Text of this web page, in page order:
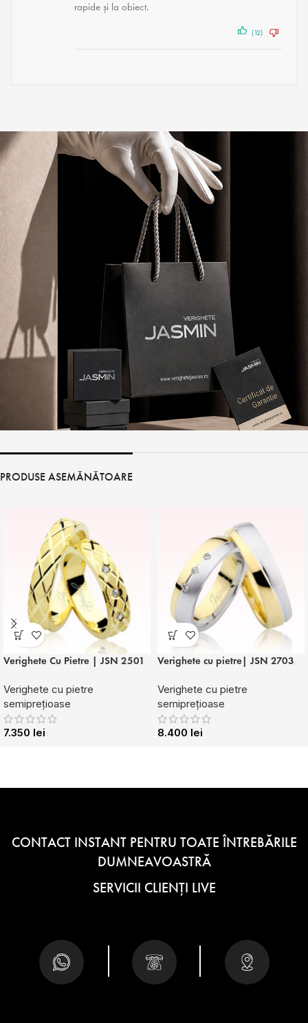
rapide și la obiect.
(12)
PRODUSE ASEMĂNĂTOARE
Verighete Cu Pietre | JSN 2501
Verighete cu pietre
semiprețioase
7.350 lei
Verighete cu pietre| JSN 2703
Verighete cu pietre
semiprețioase
8.400 lei
CONTACT INSTANT PENTRU TOATE ÎNTREBĂRILE
DUMNEAVOASTRĂ
SERVICII CLIENȚI LIVE